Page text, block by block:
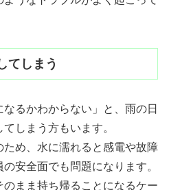
てしまう
なるかわからない」と、雨の日
しまう方もいます。
ため、水に濡れると感電や故障
安全面でも問題になります。
まま持ち帰ることになるケー